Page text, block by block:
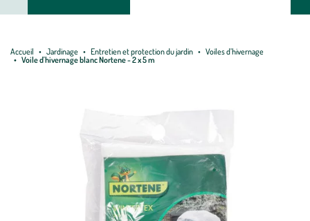
Accueil Jardinage Entretien et protection du jardin
Voiles d’hivernage
Voile d'hivernage blanc Nortene - 2 x 5 m